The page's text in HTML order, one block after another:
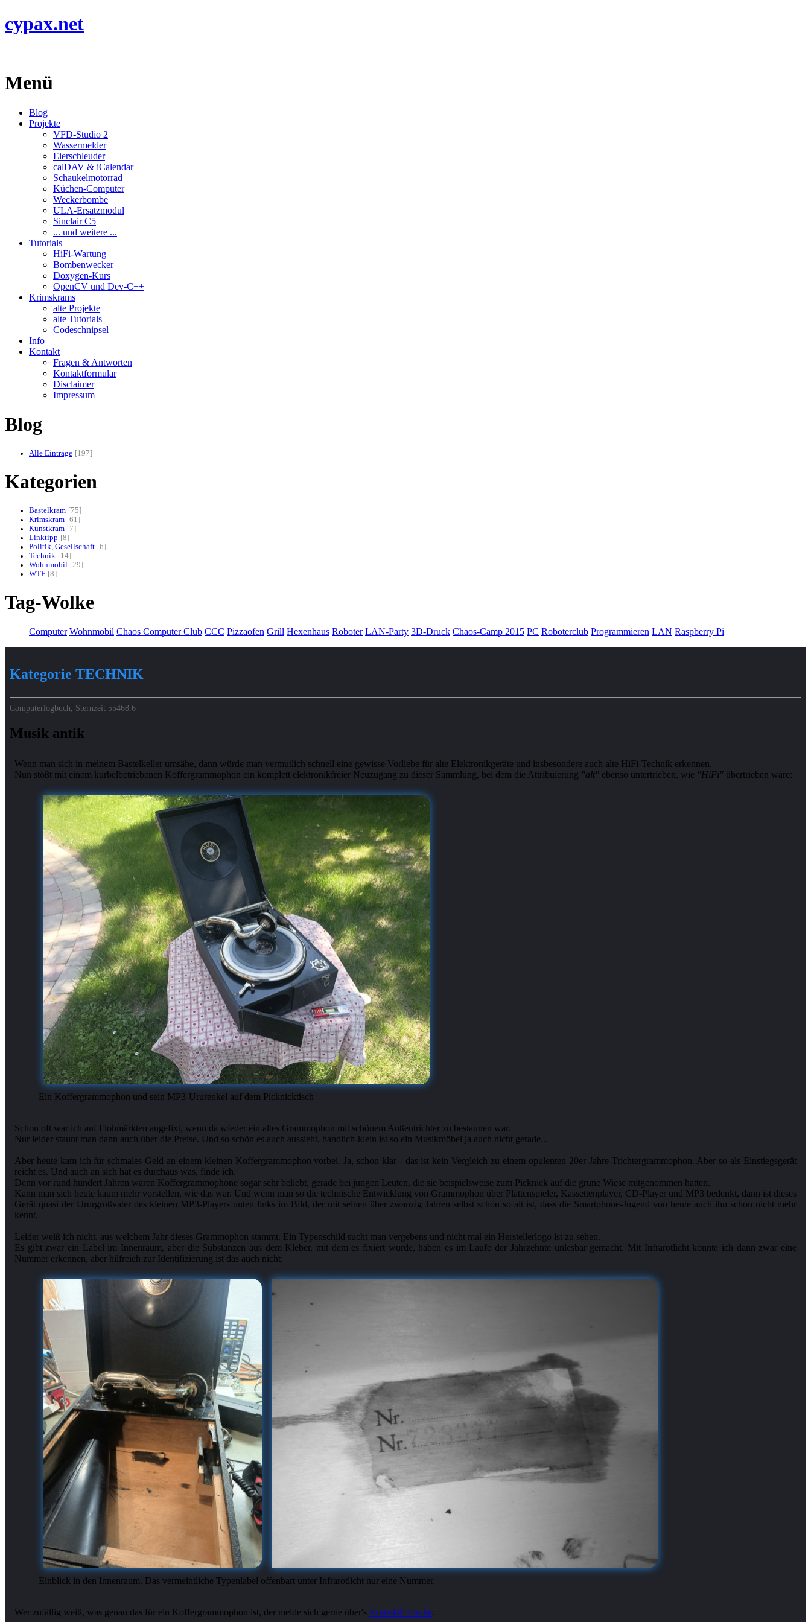
cypax.net
Menü
Blog
Projekte
VFD-Studio 2
Wassermelder
Eierschleuder
calDAV & iCalendar
Schaukelmotorrad
Küchen-Computer
Weckerbombe
ULA-Ersatzmodul
Sinclair C5
... und weitere ...
Tutorials
HiFi-Wartung
Bombenwecker
Doxygen-Kurs
OpenCV und Dev-C++
Krimskrams
alte Projekte
alte Tutorials
Codeschnipsel
Info
Kontakt
Fragen & Antworten
Kontaktformular
Disclaimer
Impressum
Blog
Alle Einträge 197
Kategorien
Bastelkram
75
Krimskram 61
Kunstkram
7
Linktipp
8
Politik, Gesellschaft 6
Technik
14
Wohnmobil
29
WTF 8
Tag-Wolke
Computer Wohnmobil Chaos Computer Club CCC Pizzaofen Grill Hexenhaus Roboter LAN-Party 3D-Druck Chaos-Camp 2015 PC Roboterclub Programmieren LAN Raspberry Pi
Kategorie TECHNIK
Computerlogbuch, Sternzeit 55468.6
Musik antik
Wenn man sich in meinem Bastelkeller umsähe, dann würde man vermutlich schnell eine gewisse Vorliebe für alte Elektronikgeräte und insbesondere auch alte HiFi-Technik erkennen.
Nun stößt mit einem kurbelbetriebenen Koffergrammophon ein komplett elektronikfreier Neuzugang zu dieser Sammlung, bei dem die At­tri­bu­ie­rung "alt" ebenso untertrieben, wie "HiFi"
Ein Koffergrammophon und sein MP3-Ururenkel auf dem Picknicktisch
Schon oft war ich auf Flohmärkten angefixt, wenn da wieder ein altes Grammophon mit schönem Außentrichter zu bestaunen war.
Nur leider staunt man dann auch über die Preise. Und so schön es auch aussieht, handlich-klein ist so ein Musikmöbel ja auch nicht gerade...
Aber heute kam ich für schmales Geld an einem kleinen Koffergrammophon vorbei. Ja, schon klar - das ist kein Vergleich zu einem opulenten 20er-Jahre-Trichtergrammophon. Aber so als Einstiegsgerät
reicht es. Und auch an sich hat es durchaus was, finde ich.
Denn vor rund hundert Jahren waren Koffergrammophone sogar sehr beliebt, gerade bei jungen Leuten, die sie beispielsweise zum Picknick auf die grüne Wiese mitgenommen hatten.
Kann man sich heute kaum mehr vorstellen, wie das war. Und wenn man so die technische Entwicklung von Grammophon über Plattenspieler, Kassettenplayer, CD-Player und MP3 bedenkt, dann ist dieses
Gerät quasi der Ururgroßvater des kleinen MP3-Players unten links im Bild, der mit seinen über zwanzig Jahren selbst schon so alt ist, dass die Smartphone-Jugend von heute auch ihn schon nicht mehr
kennt.
Leider weiß ich nicht, aus welchem Jahr dieses Grammophon stammt. Ein Typenschild sucht man vergebens und nicht mal ein Herstellerlogo ist zu sehen.
Es gibt zwar ein Label im Innenraum, aber die Substanzen aus dem Kleber, mit dem es fixiert wurde, haben es im Laufe der Jahrzehnte unlesbar gemacht. Mit Infrarotlicht konnte ich dann zwar eine
Einblick in den Innenraum. Das vermeintliche Typenlabel offenbart unter Infrarotlicht nur eine Nummer.
Wer zufällig weiß, was genau das für ein Koffergrammophon ist, der melde sich gerne über's Kontaktformular.